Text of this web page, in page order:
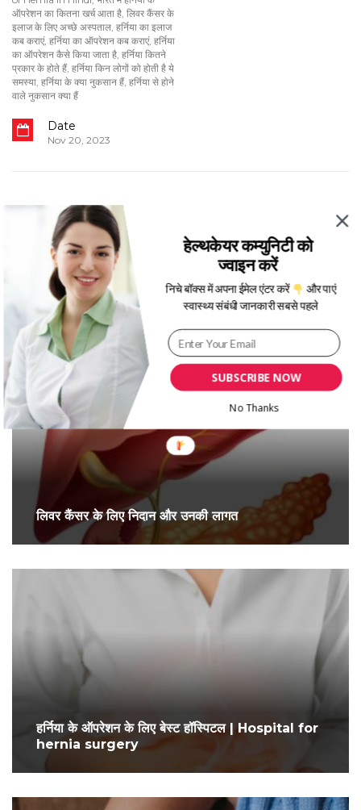
ऑपरेशन का कितना खर्च आता है, लिवर कैंसर के
इलाज के लिए अच्छे अस्पताल, हर्निया का इलाज
कब कराएं, हर्निया का ऑपरेशन कब कराएं, हर्निया
का ऑपरेशन कैसे किया जाता है, हर्निया कितने
प्रकार के होते हैं, हर्निया किन लोगों को होती है ये
समस्या, हर्निया के क्या नुकसान हैं, हर्निया से होने
वाले नुकसान क्या हैं
Date
Nov 20, 2023
Written By
You May Also Like
लिवर कैंसर के लिए निदान और उनकी लागत
हर्निया के ऑपरेशन के लिए बेस्ट हॉस्पिटल | Hospital for
hernia surgery
SUBSCRIBE NOW
हेल्थकेयर कम्युनिटी को
ज्वाइन करें
निचे बॉक्स में अपना ईमेल एंटर करें
और पाएं
स्वास्थ्य संबंधी जानकारी सबसे पहले
No Thanks